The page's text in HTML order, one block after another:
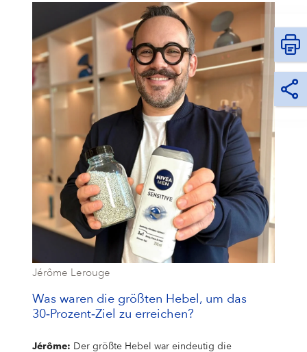
Was waren die größten Hebel, um das
30‑Prozent‑Ziel zu erreichen?
Jérôme Lerouge
Jérôme: Der größte Hebel war eindeutig die